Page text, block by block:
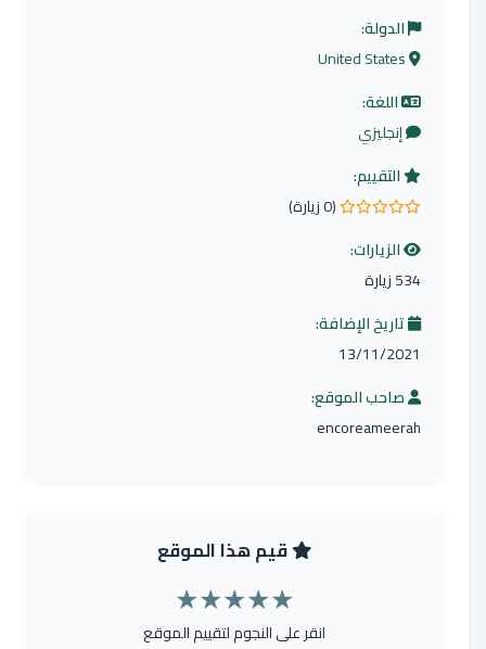
الدولة:
اللغة:
إنجليزي
التقييم:
0.0 من 5 نجوم
(0 زيارة)
الزيارات:
534 زيارة
تاريخ الإضافة:
13/11/2021
صاحب الموقع:
encoreameerah
قيم هذا الموقع
★
★
★
★
★
انقر على النجوم لتقييم الموقع